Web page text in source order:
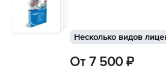
Несколько видов
От 7 500 ₽